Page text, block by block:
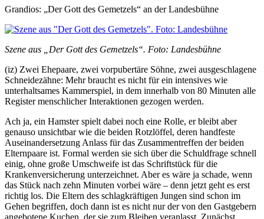
Grandios: „Der Gott des Gemetzels“ an der Landesbühne
Szene aus „Der Gott des Gemetzels“. Foto: Landesbühne
(iz) Zwei Ehepaare, zwei vorpubertäre Söhne, zwei ausgeschlagene
Schneidezähne: Mehr braucht es nicht für ein intensives wie
unterhaltsames Kammerspiel, in dem innerhalb von 80 Minuten alle
Register menschlicher Interaktionen gezogen werden.
Ach ja, ein Hamster spielt dabei noch eine Rolle, er bleibt aber
genauso unsichtbar wie die beiden Rotzlöffel, deren handfeste
Auseinandersetzung Anlass für das Zusammentreffen der beiden
Elternpaare ist. Formal werden sie sich über die Schuldfrage schnell
einig, ohne große Umschweife ist das Schriftstück für die
Krankenversicherung unterzeichnet. Aber es wäre ja schade, wenn
das Stück nach zehn Minuten vorbei wäre – denn jetzt geht es erst
richtig los. Die Eltern des schlagkräftigen Jungen sind schon im
Gehen begriffen, doch dann ist es nicht nur der von den Gastgebern
angebotene Kuchen, der sie zum Bleiben veranlasst. Zunächst